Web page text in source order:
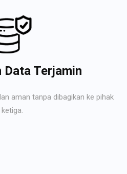
Data Terjamin
aman tanpa dibagikan ke pihak
ketiga.